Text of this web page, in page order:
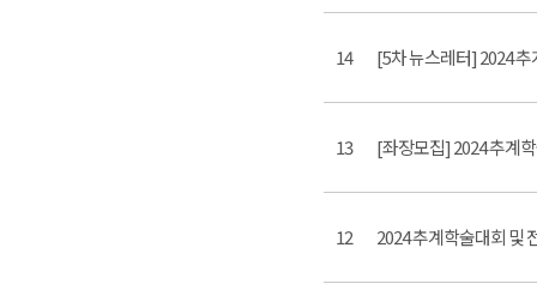
14 [5차 뉴스레터] 2024
13 [좌장모집] 2024 추계
12 2024 추계학술대회 및